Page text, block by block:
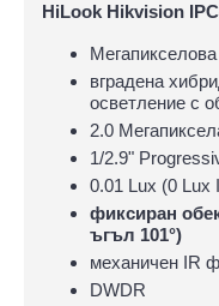
HiLook Hikvision
вградена
осветление с
2.0
1/2.9"
0.01 Lux (0 Lux
фиксиран
ъгъл 101°)
механичен IR
DWDR